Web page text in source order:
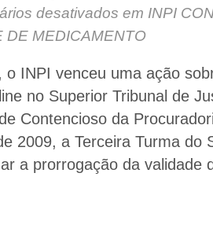
desativados em INPI
DE MEDICAMENTO
o INPI venceu uma ação
no Superior Tribunal de
Contencioso da
2009, a Terceira Turma do
a prorrogação da validade